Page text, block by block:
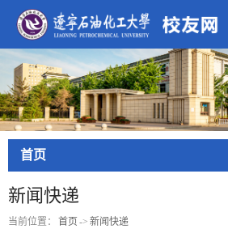
首页
新闻快递
当前位置： 首页-> 新闻快递